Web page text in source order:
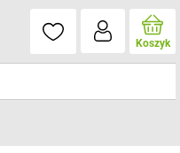
Koszyk